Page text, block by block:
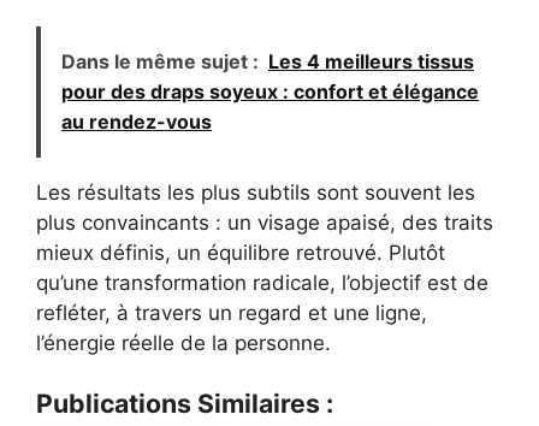
Dans le même sujet : Les 4 meilleurs tissus
pour des draps soyeux : confort et élégance
au rendez-vous
Les résultats les plus subtils sont souvent les
plus convaincants : un visage apaisé, des traits
mieux définis, un équilibre retrouvé. Plutôt
qu’une transformation radicale, l’objectif est de
refléter, à travers un regard et une ligne,
l’énergie réelle de la personne.
Publications Similaires :